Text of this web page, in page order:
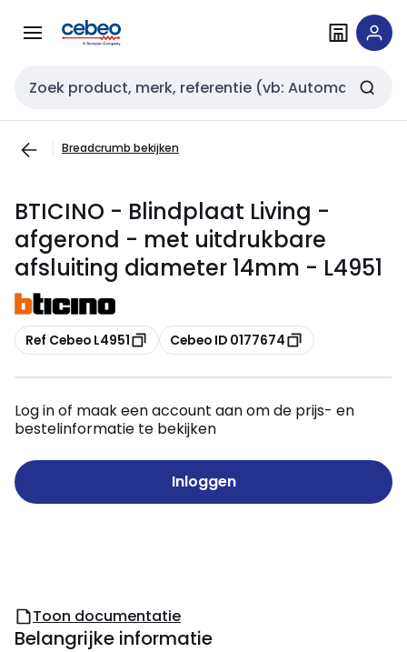
naar
naar
Zoekveld invoer
Breadcrumb bekijken
BTICINO - Blindplaat Living -
afgerond - met uitdrukbare
afsluiting diameter 14mm - L4951
Kopiëren
Ref Cebeo L4951 Kopiëren
Cebeo ID 0177674
Log in of maak een account aan om de prijs- en
bestelinformatie te bekijken
Inloggen
Toon documentatie
Belangrijke informatie